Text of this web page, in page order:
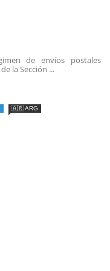
de envíos postales
la Sección ...
🇦🇷 ARG